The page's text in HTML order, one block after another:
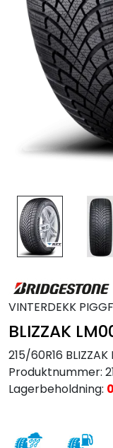
VINTERDEKK
BLIZZAK
215/60R16
Produktnummer:
Lagerbeholdning:
MC
Tilbudstorget